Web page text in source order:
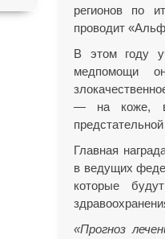
регионов по
проводит
В этом году
медпомощи
— на коже, в
Главная
в ведущих
которые
«Прогноз